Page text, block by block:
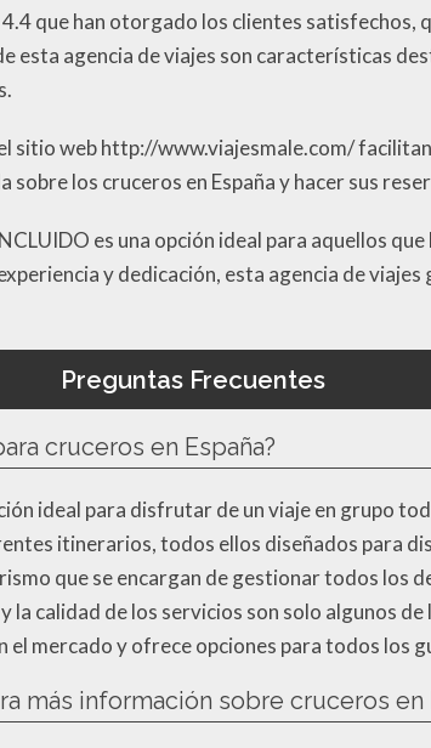
que han otorgado los clientes satisfechos,
esta agencia de viajes son características
sitio web http://www.viajesmale.com/
los cruceros en España y hacer sus
es una opción ideal para aquellos
y dedicación, esta agencia de
Preguntas Frecuentes
cruceros en España?
ideal para disfrutar de un viaje en grupo
itinerarios, todos ellos diseñados para
que se encargan de gestionar todos los
calidad de los servicios son solo algunos
el mercado y ofrece opciones para todos los
más información sobre cruceros en